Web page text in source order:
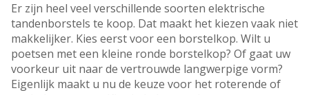
Er zijn heel veel verschillende soorten elektrische
tandenborstels te koop. Dat maakt het kiezen vaak niet
makkelijker. Kies eerst voor een borstelkop. Wilt u
poetsen met een kleine ronde borstelkop? Of gaat uw
voorkeur uit naar de vertrouwde langwerpige vorm?
Eigenlijk maakt u nu de keuze voor het roterende of